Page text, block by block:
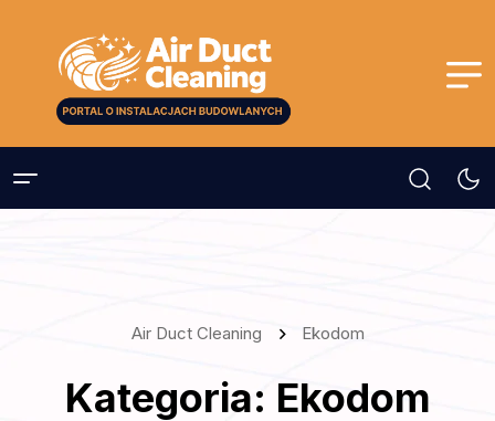
Air Duct Cleaning Ekodom
Kategoria: Ekodom